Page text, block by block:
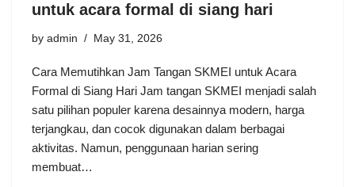
untuk acara formal di siang hari
by admin May 31, 2026
Cara Memutihkan Jam Tangan SKMEI untuk Acara
Formal di Siang Hari Jam tangan SKMEI menjadi salah
satu pilihan populer karena desainnya modern, harga
terjangkau, dan cocok digunakan dalam berbagai
aktivitas. Namun, penggunaan harian sering
membuat…